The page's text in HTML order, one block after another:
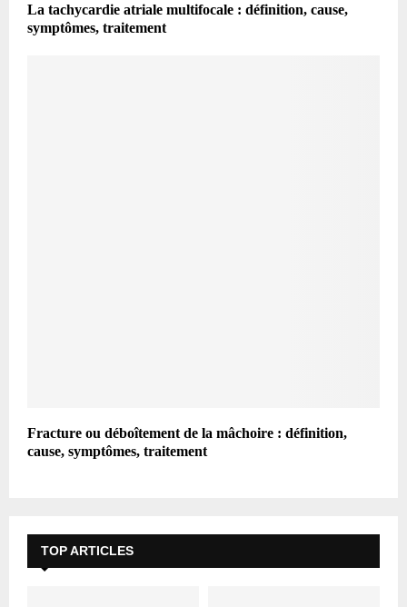
La tachycardie atriale multifocale : définition, cause,
symptômes, traitement
Fracture ou déboîtement de la mâchoire : définition,
cause, symptômes, traitement
TOP ARTICLES